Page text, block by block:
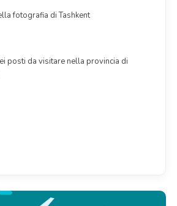
fotografia di Tashkent
posti da visitare nella provincia di